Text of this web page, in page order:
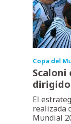
Copa del
Scaloni
El
realizada
Mundial